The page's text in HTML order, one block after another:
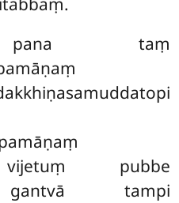
pana taṃ
vijetuṃ pubbe
gantvā tampi